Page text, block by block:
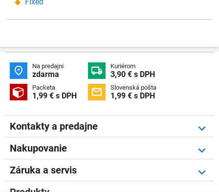
Fixed
 Na predajni
zdarma  Kuriérom
3,90 € s DPH
 Packeta
1,99 € s DPH  Slovenská pošta
1,99 € s DPH
Kontakty a predajne
Nakupovanie
Záruka a servis